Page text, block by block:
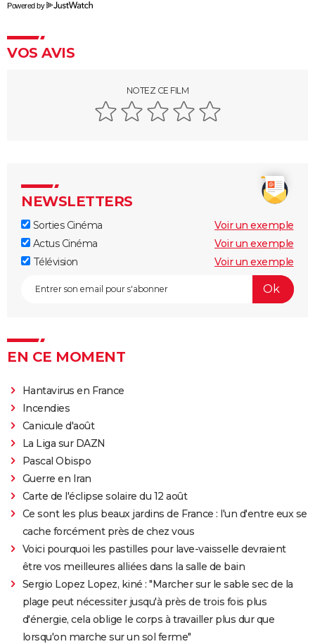
Big Fish
Lost in Translation : synopsis, casting, bande-
annonce, streaming, avis...
Rémi sans famille : bande-annonce et date de sortie
Powered by
VOS AVIS
NOTEZ CE FILM
NEWSLETTERS
Sorties Cinéma
Voir un exemple
Actus Cinéma
Voir un exemple
Télévision
Voir un exemple
EN CE MOMENT
Hantavirus en France
Incendies
Canicule d'août
La Liga sur DAZN
Pascal Obispo
Guerre en Iran
Carte de l'éclipse solaire du 12 août
Ce sont les plus beaux jardins de France : l'un d'entre eux se
cache forcément près de chez vous
Voici pourquoi les pastilles pour lave-vaisselle devraient
être vos meilleures alliées dans la salle de bain
Sergio Lopez Lopez, kiné : "Marcher sur le sable sec de la
plage peut nécessiter jusqu'à près de trois fois plus
d'énergie, cela oblige le corps à travailler plus dur que
lorsqu'on marche sur un sol ferme"